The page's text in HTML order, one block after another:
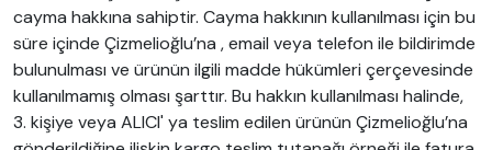
cayma hakkına sahiptir. Cayma hakkının kullanılması için bu
süre içinde Çizmelioğlu’na , email veya telefon ile bildirimde
bulunulması ve ürünün ilgili madde hükümleri çerçevesinde
kullanılmamış olması şarttır. Bu hakkın kullanılması halinde,
3. kişiye veya ALICI' ya teslim edilen ürünün Çizmelioğlu’na